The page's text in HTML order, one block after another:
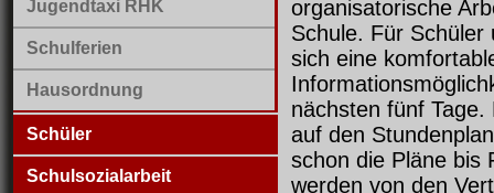
Jugendtaxi RHK
Schulferien
Hausordnung
Schüler
Schulsozialarbeit
organisatorische
Schule. Für Schüler
sich eine
nächsten fünf
auf den
schon die Pläne bis
werden von den